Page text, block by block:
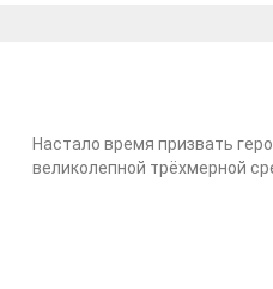
Настало время призвать
великолепной трёхмерной